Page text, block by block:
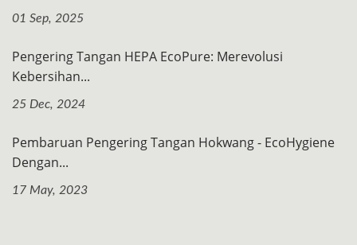
01 Sep, 2025
Pengering Tangan HEPA EcoPure: Merevolusi
Kebersihan...
25 Dec, 2024
Pembaruan Pengering Tangan Hokwang - EcoHygiene
Dengan...
17 May, 2023